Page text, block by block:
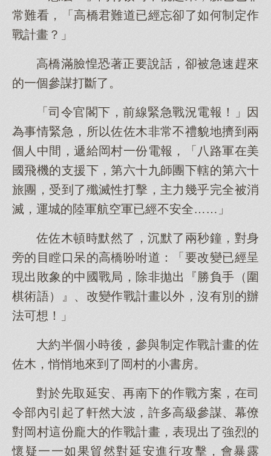
常難看，「高橋君難道已經忘卻了如何制定作
戰計畫？」
高橋滿臉惶恐著正要說話，卻被急速趕來
的一個參謀打斷了。
「司令官閣下，前線緊急戰況電報！」因
為事情緊急，所以佐佐木非常不禮貌地擠到兩
個人中間，遞給岡村一份電報，「八路軍在美
國飛機的支援下，第六十九師團下轄的第六十
旅團，受到了殲滅性打擊，主力幾乎完全被消
滅，運城的陸軍航空軍已經不安全……」
佐佐木頓時默然了，沉默了兩秒鐘，對身
旁的目瞠口呆的高橋吩咐道：「要改變已經呈
現出敗象的中國戰局，除非拋出『勝負手（圍
棋術語）』、改變作戰計畫以外，沒有別的辦
法可想！」
大約半個小時後，參與制定作戰計畫的佐
佐木，悄悄地來到了岡村的小書房。
對於先取延安、再南下的作戰方案，在司
令部內引起了軒然大波，許多高級參謀、幕僚
對岡村這份龐大的作戰計畫，表現出了強烈的
懷疑一一如果貿然對延安進行攻擊，會暴露